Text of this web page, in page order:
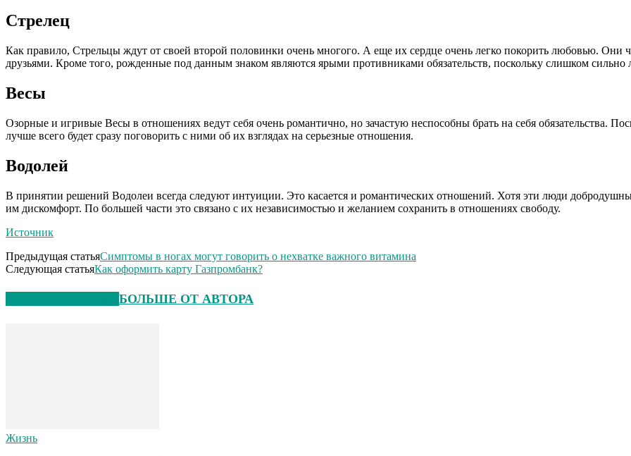
Стрелец
Как правило, Стрельцы ждут от своей второй половинки очень многого. А еще их сердце очень легко покорить любовью. Они
друзьями. Кроме того, рожденные под данным знаком являются ярыми противниками обязательств, поскольку слишком сильно
Весы
Озорные и игривые Весы в отношениях ведут себя очень романтично, но зачастую неспособны брать на себя обязательства.
лучше всего будет сразу поговорить с ними об их взглядах на серьезные отношения.
Водолей
В принятии решений Водолеи всегда следуют интуиции. Это касается и романтических отношений. Хотя эти люди
им дискомфорт. По большей части это связано с их независимостью и желанием сохранить в отношениях свободу.
Источник
Предыдущая статьяСимптомы в ногах могут говорить о нехватке важного витамина
Следующая статьяКак оформить карту Газпромбанк?
БОЛЬШЕ ОТ АВТОРА
Жизнь